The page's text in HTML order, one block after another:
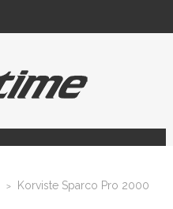
>
Korviste Sparco Pro 2000